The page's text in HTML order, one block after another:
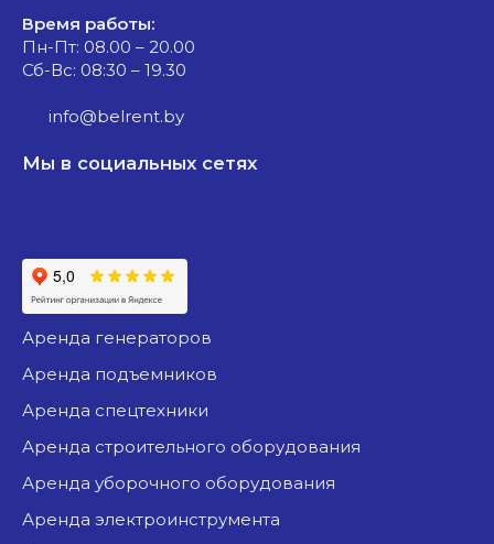
Время работы:
Пн-Пт: 08.00 – 20.00
Сб-Вс: 08:30 – 19.30
info@belrent.by
Мы в социальных сетях
аренда генераторов
аренда подъемников
аренда спецтехники
аренда строительного оборудования
аренда уборочного оборудования
аренда электроинструмента